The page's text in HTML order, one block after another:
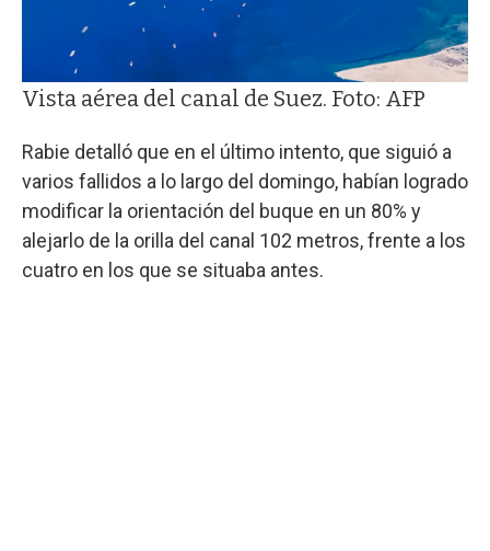
Vista aérea del canal de Suez. Foto: AFP
Rabie detalló que en el último intento, que siguió a
varios fallidos a lo largo del domingo, habían logrado
modificar la orientación del buque en un 80% y
alejarlo de la orilla del canal 102 metros, frente a los
cuatro en los que se situaba antes.